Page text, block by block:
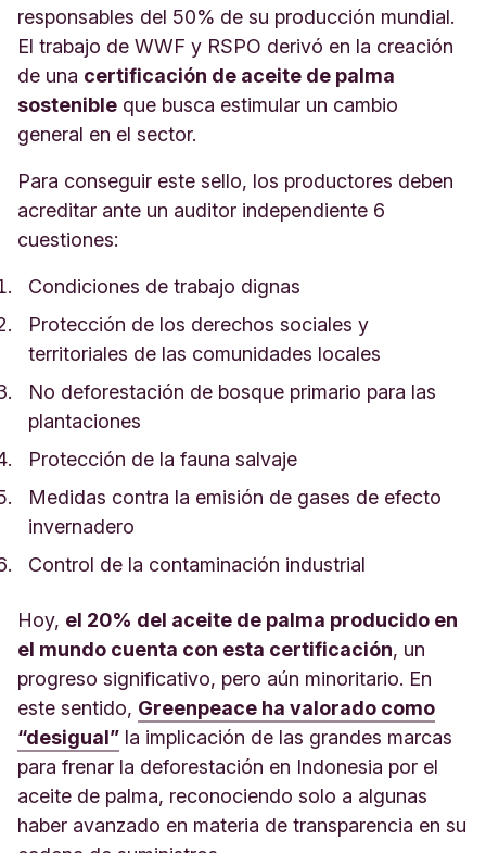
responsables del 50% de su producción mundial.
El trabajo de WWF y RSPO derivó en la creación
de una certificación de aceite de palma
sostenible que busca estimular un cambio
general en el sector.
Para conseguir este sello, los productores deben
acreditar ante un auditor independiente 6
cuestiones:
Condiciones de trabajo dignas
Protección de los derechos sociales y
territoriales de las comunidades locales
No deforestación de bosque primario para las
plantaciones
Protección de la fauna salvaje
Medidas contra la emisión de gases de efecto
invernadero
Control de la contaminación industrial
Hoy, el 20% del aceite de palma producido en
el mundo cuenta con esta certificación, un
progreso significativo, pero aún minoritario. En
este sentido, Greenpeace ha valorado como
“desigual” la implicación de las grandes marcas
para frenar la deforestación en Indonesia por el
aceite de palma, reconociendo solo a algunas
haber avanzado en materia de transparencia en su